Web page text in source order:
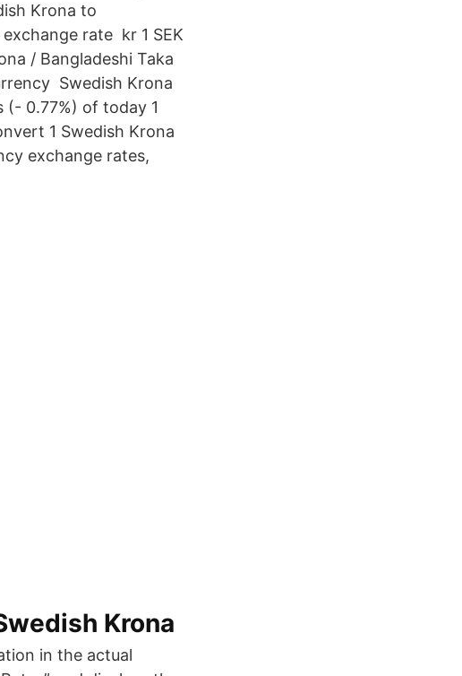
Krona to
rate kr 1 SEK
/ Bangladeshi Taka
Swedish Krona
(- 0.77%) of today 1
1 Swedish Krona
exchange rates,
Krona
in the actual